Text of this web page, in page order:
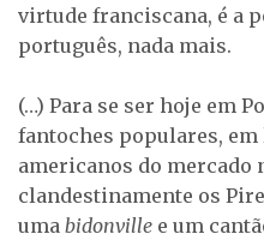
virtude franciscana, é a
português, nada mais.
(…) Para se ser hoje em
fantoches populares,
americanos do mercado
clandestinamente os
uma bidonville e um